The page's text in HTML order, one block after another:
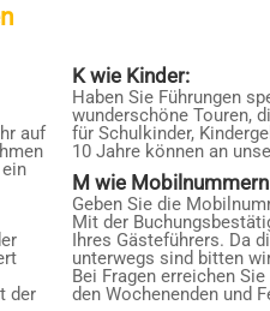
auf
der
K wie Kinder:
Haben Sie Führungen
wunderschöne Touren,
für Schulkinder,
10 Jahre können an
M wie
Geben Sie die
Mit der
Ihres Gästeführers. Da
unterwegs sind bitten
Bei Fragen erreichen
den Wochenenden und